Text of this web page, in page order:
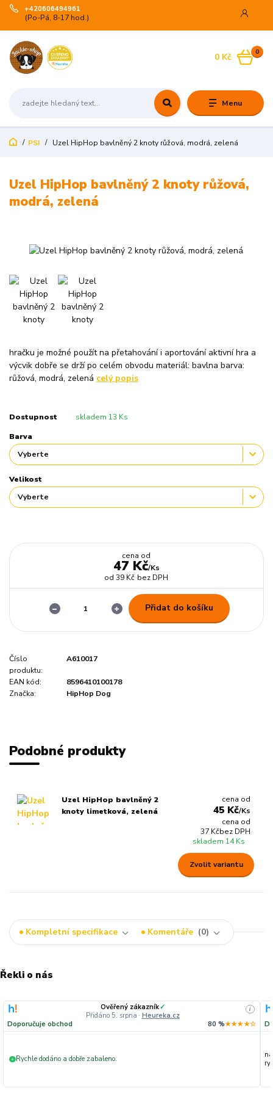
Menu
+420606494961
(Po-Pá, 8-17 hod.)
0
0 Kč
PSI Uzel HipHop bavlněný 2 knoty růžová, modrá, zelená
Uzel HipHop bavlněný 2 knoty růžová,
modrá, zelená
hračku je možné použít na přetahování i aportování aktivní hra a
výcvik dobře se drží po celém obvodu materiál: bavlna barva:
růžová, modrá, zelená celý popis
Dostupnost skladem 13 Ks
Barva
Velikost
cena od
47 Kč/Ks
od39 Kč bez DPH
Přidat do košíku
Číslo
produktu:
A610017
EAN kód:
8596410100178
Značka:
HipHop Dog
Podobné produkty
Uzel HipHop bavlněný 2
knoty limetková, zelená
cena od
45 Kč/Ks
cena od
37 Kčbez DPH
skladem 14 Ks
Zvolit variantu
Kompletní specifikace Komentáře 0
Řekli o nás
Ověřený zákazník✓
Přidáno 5. srpna · Heureka.cz
i
Doporučuje obchod 80 %★★★★☆
+ Rychle dodáno a dobře zabaleno.